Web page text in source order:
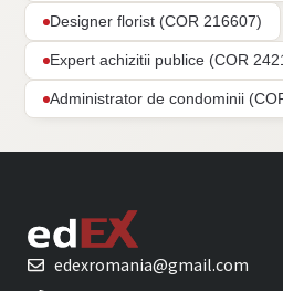
Designer florist (COR 216607)
Expert achizitii publice (COR
Administrator de condominii
edexromania@gmail.com